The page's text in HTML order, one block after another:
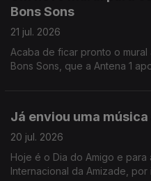
Bons Sons
21 jul. 2026
Acaba de ficar pronto o
Bons Sons, que a Antena 1
Já enviou uma
20 jul. 2026
Hoje é o Dia do Amigo e
Internacional da Amizade,